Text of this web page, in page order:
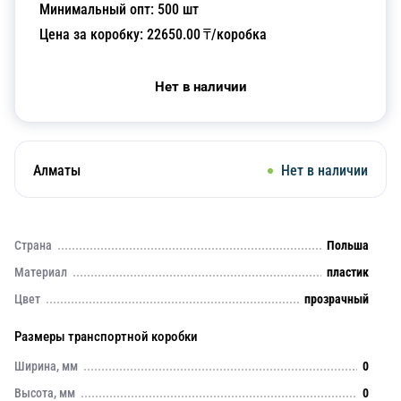
Минимальный опт: 500 шт
Цена за коробку: 22650.00₸/коробка
Нет в наличии
Алматы Нет в наличии
Страна
Польша
Материал
пластик
Цвет
прозрачный
Размеры транспортной коробки
Ширина, мм
0
Высота, мм
0